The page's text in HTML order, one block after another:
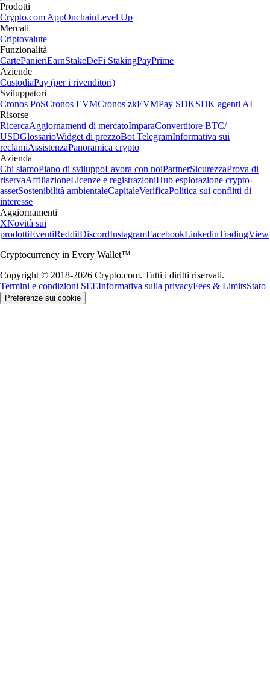
Prodotti
Crypto.com AppOnchainLevel Up
Mercati
Criptovalute
Funzionalità
CartePanieriEarnStakeDeFi StakingPayPrime
Aziende
CustodiaPay (per i rivenditori)
Sviluppatori
Cronos PoSCronos EVMCronos zkEVMPay SDKSDK agenti AI
Risorse
RicercaAggiornamenti di mercatoImparaConvertitore BTC/
USDGlossarioWidget di prezzoBot TelegramInformativa sui
reclamiAssistenzaPanoramica crypto
Azienda
Chi siamoPiano di sviluppoLavora con noiPartnerSicurezzaProva di
riservaAffiliazioneLicenze e registrazioniHub esplorazione crypto-
assetSostenibilità ambientaleCapitaleVerificaPolitica sui conflitti di
interesse
Aggiornamenti
XNovità sui
prodottiEventiRedditDiscordInstagramFacebookLinkedinTradingView
Cryptocurrency in Every Wallet™
Copyright © 2018-2026 Crypto.com. Tutti i diritti riservati.
Termini e condizioni SEEInformativa sulla privacyFees & LimitsStato
Preferenze sui cookie